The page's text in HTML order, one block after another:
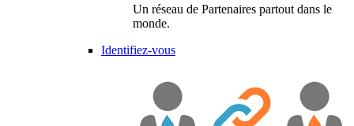
Un réseau de Partenaires partout dans le
monde.
Identifiez-vous